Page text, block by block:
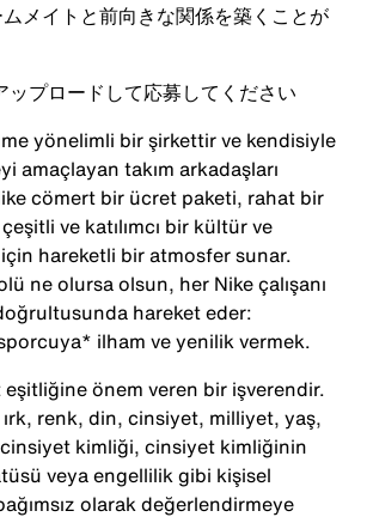
メイトと前向きな関係を築くことが
ップロードして応募してください
yönelimli bir şirkettir ve kendisiyle
amaçlayan takım arkadaşları
cömert bir ücret paketi, rahat bir
ve katılımcı bir kültür ve
hareketli bir atmosfer sunar.
ne olursa olsun, her Nike çalışanı
hareket eder:
ilham ve yenilik vermek.
eşitliğine önem veren bir işverendir.
renk, din, cinsiyet, milliyet, yaş,
kimliği, cinsiyet kimliğinin
veya engellilik gibi kişisel
olarak değerlendirmeye